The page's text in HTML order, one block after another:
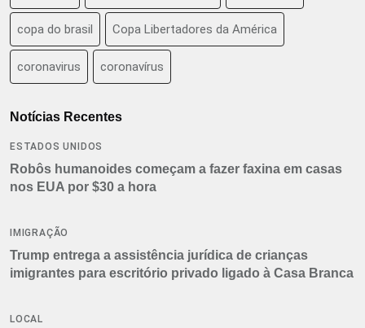
copa do brasil Copa Libertadores da América
coronavirus coronavírus
Notícias Recentes
ESTADOS UNIDOS
Robôs humanoides começam a fazer faxina em casas
nos EUA por $30 a hora
IMIGRAÇÃO
Trump entrega a assistência jurídica de crianças
imigrantes para escritório privado ligado à Casa Branca
LOCAL